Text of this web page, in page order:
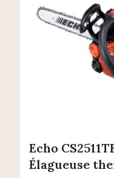
Echo
Élagueuse